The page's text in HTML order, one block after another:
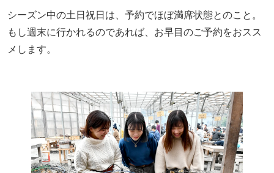
シーズン中の土日祝日は、予約でほぼ満席状態とのこと。
もし週末に行かれるのであれば、お早目のご予約をおスス
メします。